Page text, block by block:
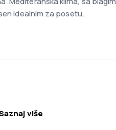
idealnim za posetu.
više